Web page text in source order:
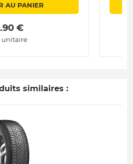
AU PANIER
€
unitaire
similaires :